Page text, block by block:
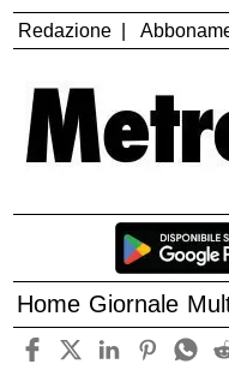
Redazione
Home Giornale